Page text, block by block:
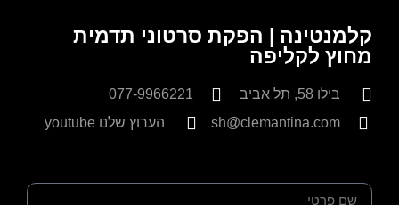
קלמנטינה | הפקת סרטוני תדמית
מחוץ לקליפה
בילו 58, תל אביב
077-9966221
sh@clemantina.com
הערוץ שלנו youtube